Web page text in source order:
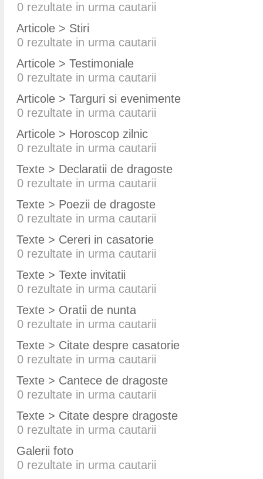
0 rezultate in urma cautarii
Articole > Stiri
0 rezultate in urma cautarii
Articole > Testimoniale
0 rezultate in urma cautarii
Articole > Targuri si evenimente
0 rezultate in urma cautarii
Articole > Horoscop zilnic
0 rezultate in urma cautarii
Texte > Declaratii de dragoste
0 rezultate in urma cautarii
Texte > Poezii de dragoste
0 rezultate in urma cautarii
Texte > Cereri in casatorie
0 rezultate in urma cautarii
Texte > Texte invitatii
0 rezultate in urma cautarii
Texte > Oratii de nunta
0 rezultate in urma cautarii
Texte > Citate despre casatorie
0 rezultate in urma cautarii
Texte > Cantece de dragoste
0 rezultate in urma cautarii
Texte > Citate despre dragoste
0 rezultate in urma cautarii
Galerii foto
0 rezultate in urma cautarii